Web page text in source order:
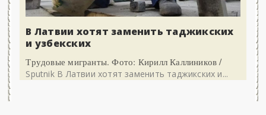
В Латвии хотят заменить таджикских
и узбекских
Трудовые мигранты. Фото: Кирилл Каллиников /
Sputnik В Латвии хотят заменить таджикских и...